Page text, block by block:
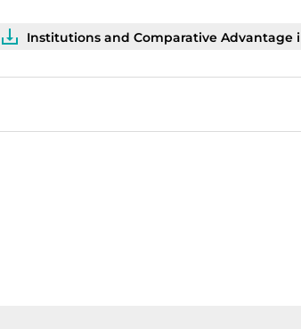
Institutions and Comparative Advantage